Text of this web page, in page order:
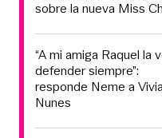
sobre la nueva Miss
“A mi amiga Raquel la
defender siempre”:
responde Neme a
Nunes